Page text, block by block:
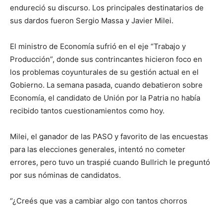
endureció su discurso. Los principales destinatarios de
sus dardos fueron Sergio Massa y Javier Milei.
El ministro de Economía sufrió en el eje “Trabajo y
Producción”, donde sus contrincantes hicieron foco en
los problemas coyunturales de su gestión actual en el
Gobierno. La semana pasada, cuando debatieron sobre
Economía, el candidato de Unión por la Patria no había
recibido tantos cuestionamientos como hoy.
Milei, el ganador de las PASO y favorito de las encuestas
para las elecciones generales, intentó no cometer
errores, pero tuvo un traspié cuando Bullrich le preguntó
por sus nóminas de candidatos.
“¿Creés que vas a cambiar algo con tantos chorros